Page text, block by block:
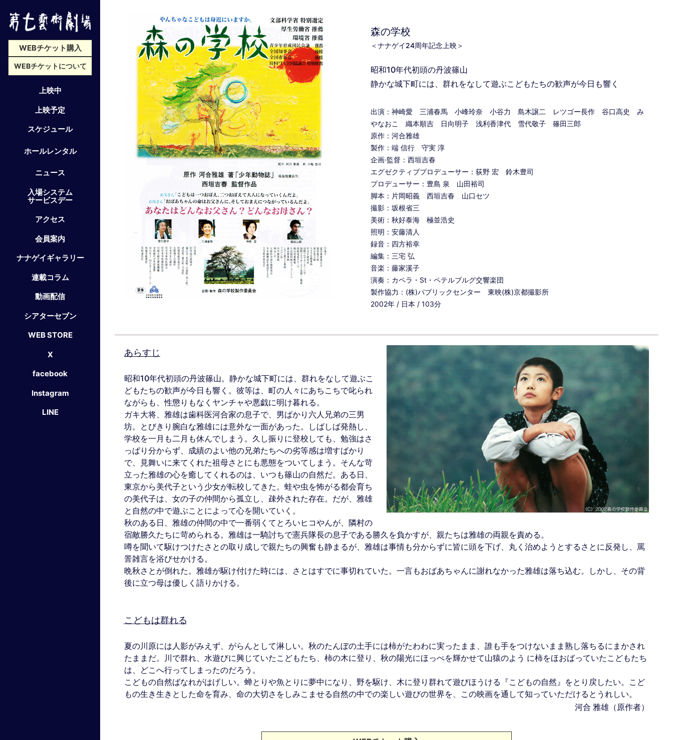
WEBチケット購入
WEBチケットについて
上映中
上映予定
スケジュール
ホールレンタル
ニュース
入場システム
サービスデー
アクセス
会員案内
ナナゲイギャラリー
連載コラム
動画配信
シアターセブン
WEB STORE
X
facebook
Instagram
LINE
森の学校
＜ナナゲイ24周年記念上映＞
昭和10年代初頭の丹波篠山
静かな城下町には、群れをなして遊ぶこどもたちの歓声が今日も響く
出演：神崎愛 三浦春馬 小峰玲奈 小谷力 島木譲二 レツゴー長作 谷口高史 み
やなおこ 織本順吉 日向明子 浅利香津代 雪代敬子 篠田三郎
原作：河合雅雄
製作：端 信行 守実 淳
企画·監督：西垣吉春
エグゼクティブプロデューサー：荻野 宏 鈴木豊司
プロデューサー：豊島 泉 山田裕司
脚本：片岡昭義 西垣吉春 山口セツ
撮影：坂根省三
美術：秋好泰海 極並浩史
照明：安藤清人
録音：四方裕幸
編集：三宅 弘
音楽：藤家溪子
演奏：カペラ・St・ペテルブルグ交響楽団
製作協力：(株)パブリックセンター 東映(株)京都撮影所
2002年 / 日本 / 103分
あらすじ
昭和10年代初頭の丹波篠山。静かな城下町には、群れをなして遊ぶこ
どもたちの歓声が今日も響く。彼等は、町の人々にあちこちで叱られ
ながらも、性懲りもなくヤンチャや悪戯に明け暮れる。
ガキ大将、雅雄は歯科医河合家の息子で、男ばかり六人兄弟の三男
坊。とびきり腕白な雅雄には意外な一面があった。しばしば発熱し、
学校を一月も二月も休んでしまう。久し振りに登校しても、勉強はさ
っぱり分からず、成績のよい他の兄弟たちへの劣等感は増すばかり
で、見舞いに来てくれた祖母さとにも悪態をついてしまう。そんな苛
立った雅雄の心を癒してくれるのは、いつも篠山の自然だ。ある日、
東京から美代子という少女が転校してきた。蛙や虫を怖がる都会育ち
の美代子は、女の子の仲間から孤立し、疎外された存在。だが、雅雄
と自然の中で遊ぶことによって心を開いていく。
秋のある日、雅雄の仲間の中で一番弱くてとろいヒコやんが、隣村の
宿敵勝久たちに苛められる。雅雄は一騎討ちで憲兵隊長の息子である勝久を負かすが、親たちは雅雄の両親を責める。
噂を聞いて駆けつけたさとの取り成しで親たちの興奮も静まるが、雅雄は事情も分からずに皆に頭を下げ、丸く治めようとするさとに反発し、罵
詈雑言を浴びせかける。
晩秋さとが倒れた。雅雄が駆け付けた時には、さとはすでに事切れていた。一言もおばあちゃんに謝れなかった雅雄は落ち込む。しかし、その背
後に立つ母は優しく語りかける。
こどもは群れる
夏の川原には人影がみえず、がらんとして淋しい。秋のたんぼの土手には柿がたわわに実ったまま、誰も手をつけないまま熟し落ちるにまかされ
たままだ。川で群れ、水遊びに興じていたこどもたち、柿の木に登り、秋の陽光にほっぺを輝かせて山猿のよう に柿をほおばっていたこどもたち
は、どこへ行ってしまったのだろう。
こどもの自然ばなれがはげしい。蝉とりや魚とりに夢中になり、野を駆け、木に登り群れて遊びほうける『こどもの自然』をとり戻したい。こど
もの生き生きとした命を育み、命の大切さをしみこませる自然の中での楽しい遊びの世界を、この映画を通して知っていただけるとうれしい。
河合 雅雄（原作者）